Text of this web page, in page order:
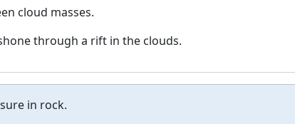
cloud masses.
through a rift in the clouds.
in rock.